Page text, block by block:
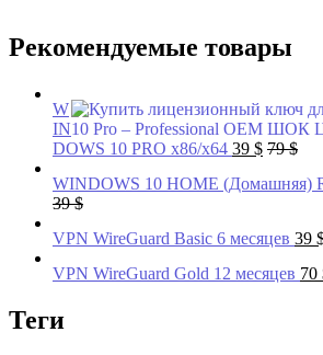
Рекомендуемые товары
W
IN
DOWS 10 PRO x86/x64 39 $ 79$
WINDOWS 10 HOME (Домашняя)
39$
VPN WireGuard Basic 6 месяцев 39
VPN WireGuard Gold 12 месяцев 70
Теги